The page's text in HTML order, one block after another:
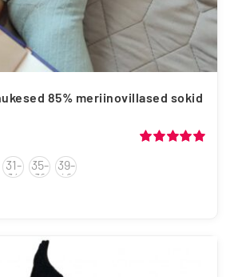
85% meriinovillased sokid
31-
34
35-
38
39-
42